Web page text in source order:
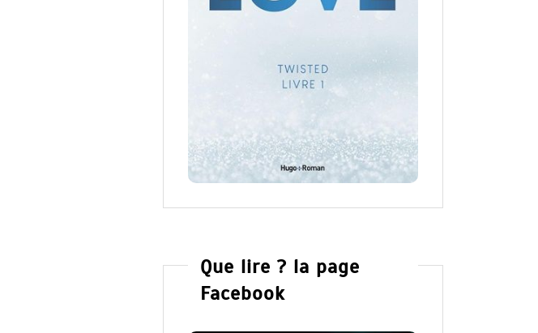
Que lire ? la page
Facebook